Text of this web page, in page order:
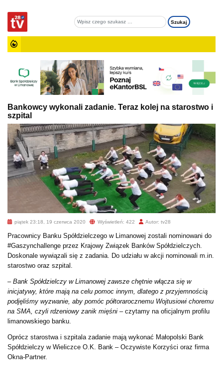
Bankowcy wykonali zadanie. Teraz kolej na starostwo i
szpital
piątek 23:18, 19 czerwca 2020 Wyświetleń: 422 Autor: tv28
Pracownicy Banku Spółdzielczego w Limanowej zostali nominowani do
#Gaszynchallenge przez Krajowy Związek Banków Spółdzielczych.
Doskonale wywiązali się z zadania. Do udziału w akcji nominowali m.in.
starostwo oraz szpital.
– Bank Spółdzielczy w Limanowej zawsze chętnie włącza się w
inicjatywy, które mają na celu pomoc innym, dlatego z przyjemnością
podjęliśmy wyzwanie, aby pomóc półtorarocznemu Wojtusiowi choremu
na SMA, czyli rdzeniowy zanik mięśni – czytamy na oficjalnym profilu
limanowskiego banku.
Oprócz starostwa i szpitala zadanie mają wykonać Małopolski Bank
Spółdzielczy w Wieliczce O.K. Bank – Oczywiste Korzyści oraz firma
Okna-Partner.